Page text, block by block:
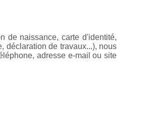
de naissance, carte d'identité,
déclaration de travaux...), nous
adresse e-mail ou site